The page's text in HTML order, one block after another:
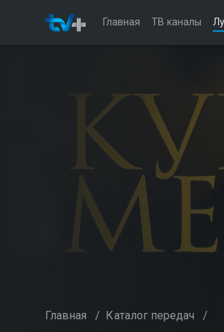
Главная ТВ каналы
Главная / Каталог передач /